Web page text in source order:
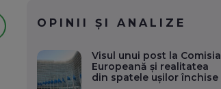
OPINII ȘI ANALIZE
Visul unui post la Comisia
Europeană și realitatea
din spatele ușilor închise